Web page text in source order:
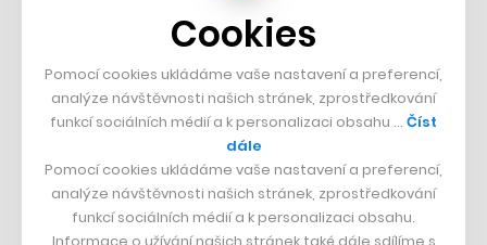
Francouzský šéfkuchař na Šumavě
Dva golfisti, co pečou
DESIGN
Originální hodinky
Nábytek z betonu
Cookies
Pomocí cookies ukládáme vaše nastavení a preferencí,
analýze návštěvnosti našich stránek, zprostředkování
funkcí sociálních médií a k personalizaci obsahu … Číst
dále
Pomocí cookies ukládáme vaše nastavení a preferencí,
analýze návštěvnosti našich stránek, zprostředkování
funkcí sociálních médií a k personalizaci obsahu.